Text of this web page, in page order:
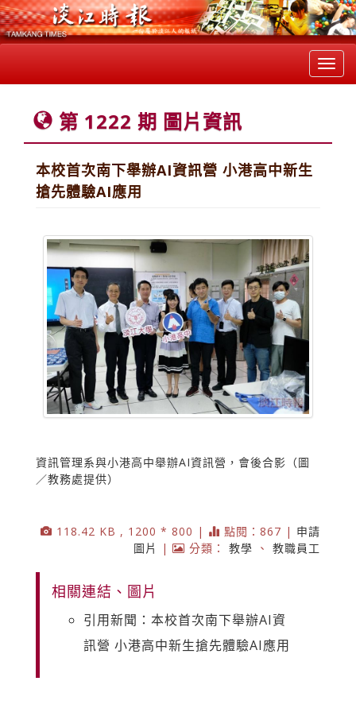
第 1222 期 圖片資訊
本校首次南下舉辦AI資訊營 小港高中新生
搶先體驗AI應用
資訊管理系與小港高中舉辦AI資訊營，會後合影（圖
／教務處提供）
118.42 KB , 1200 * 800 | 點閱：867 | 申請
圖片
| 分類： 教學 、 教職員工
相關連結、圖片
引用新聞：本校首次南下舉辦AI資
訊營 小港高中新生搶先體驗AI應用